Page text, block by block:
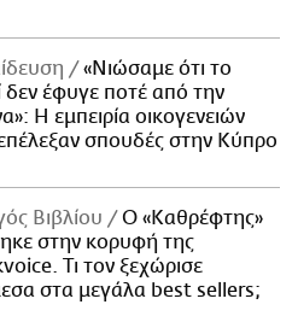
«Νιώσαμε ότι το
δεν έφυγε ποτέ από την
Η εμπειρία οικογενειών
σπουδές στην Κύπρο
Βιβλίου
Ο «Καθρέφτης»
στην κορυφή της
Τι τον ξεχώρισε
στα μεγάλα best sellers;